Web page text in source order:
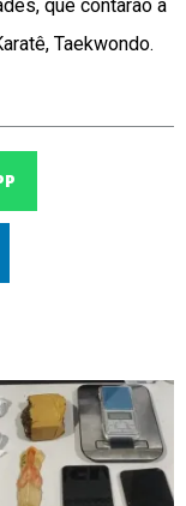
que contarão a
Taekwondo.